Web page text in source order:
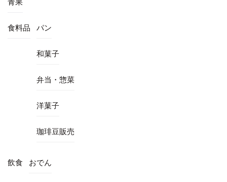
食料品 パン
和菓子
弁当・惣菜
洋菓子
珈琲豆販売
飲食 おでん